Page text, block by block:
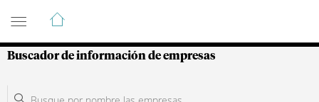
Guía de Empresas Colombianas
Buscador de información de empresas